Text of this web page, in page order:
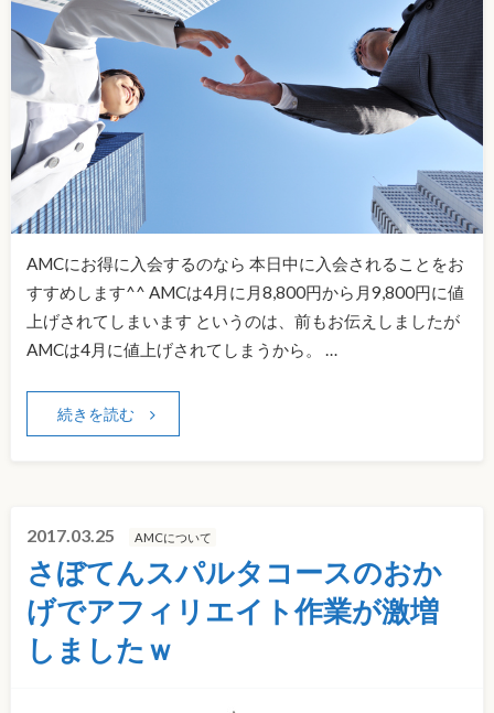
AMCにお得に入会するのなら 本日中に入会されることをお
すすめします^^ AMCは4月に月8,800円から月9,800円に値
上げされてしまいます というのは、前もお伝えしましたが
AMCは4月に値上げされてしまうから。 …
続きを読む
2017.03.25 AMCについて
さぼてんスパルタコースのおか
げでアフィリエイト作業が激増
しましたｗ